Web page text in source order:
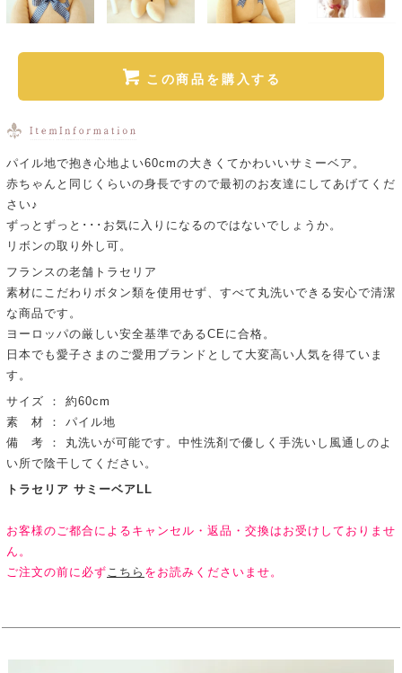
この商品を購入する
パイル地で抱き心地よい60cmの大きくてかわいいサミーベア。
赤ちゃんと同じくらいの身長ですので最初のお友達にしてあげてくだ
さい♪
ずっとずっと･･･お気に入りになるのではないでしょうか。
リボンの取り外し可。
フランスの老舗トラセリア
素材にこだわりボタン類を使用せず、すべて丸洗いできる安心で清潔
な商品です。
ヨーロッパの厳しい安全基準であるCEに合格。
日本でも愛子さまのご愛用ブランドとして大変高い人気を得ていま
す。
サイズ ： 約60cm
素 材 ： パイル地
備 考 ： 丸洗いが可能です。中性洗剤で優しく手洗いし風通しのよ
い所で陰干してください。
トラセリア サミーベアLL
お客様のご都合によるキャンセル・返品・交換はお受けしておりませ
ん。
ご注文の前に必ず こちら をお読みくださいませ。